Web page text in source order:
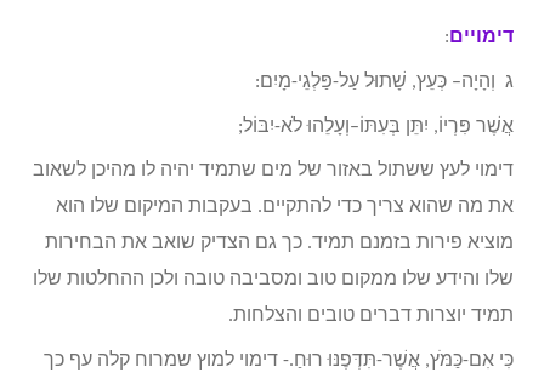
דימויים :
ג וְהָיָה– כְּעֵץ, שָׁתוּל עַל-פַּלְגֵי-מָיִם:
אֲשֶׁר פִּרְיוֹ, יִתֵּן בְּעִתּוֹ–וְעָלֵהוּ לֹא-יִבּוֹל;
דימוי לעץ ששתול באזור של מים שתמיד יהיה לו מהיכן לשאוב
את מה שהוא צריך כדי להתקיים. בעקבות המיקום שלו הוא
מוציא פירות בזמנם תמיד. כך גם הצדיק שואב את הבחירות
שלו והידע שלו ממקום טוב ומסביבה טובה ולכן ההחלטות שלו
תמיד יוצרות דברים טובים והצלחות.
כִּי אִם-כַּמֹּץ, אֲשֶׁר-תִּדְּפֶנּוּ רוּחַ.- דימוי למוץ שמרוח קלה עף כך